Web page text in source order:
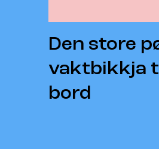
Den store
vaktbikkja
bord